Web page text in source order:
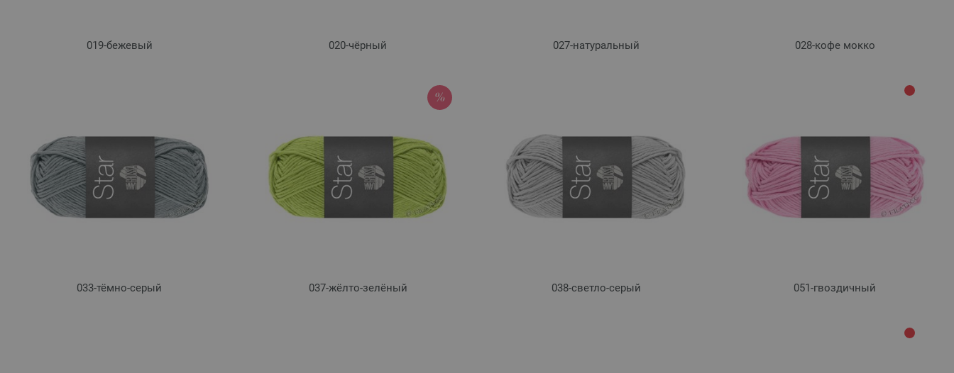
019-бежевый 020-чёрный 027-натуральный 028-кофе мокко
033-тёмно-серый 037-жёлто-зелёный 038-светло-серый 051-гвоздичный